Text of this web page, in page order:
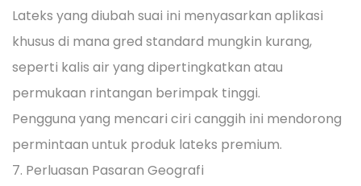
Lateks yang diubah suai ini menyasarkan aplikasi
khusus di mana gred standard mungkin kurang,
seperti kalis air yang dipertingkatkan atau
permukaan rintangan berimpak tinggi.
Pengguna yang mencari ciri canggih ini mendorong
permintaan untuk produk lateks premium.
7. Perluasan Pasaran Geografi